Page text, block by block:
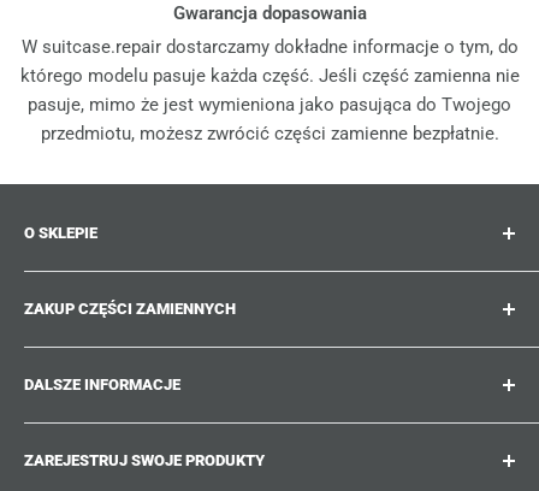
Gwarancja dopasowania
W suitcase.repair dostarczamy dokładne informacje o tym, do
którego modelu pasuje każda część. Jeśli część zamienna nie
pasuje, mimo że jest wymieniona jako pasująca do Twojego
przedmiotu, możesz zwrócić części zamienne bezpłatnie.
O SKLEPIE
Suitcase.repair to Twój sklep jednorazowy dla części
zamiennych, akcesoriów i ulepszeń do Twoich
ukochanych walizek, wózków i toreb. W suitcase.repair
możesz robić zakupy z pewnością, że nasze części
ZAKUP CZĘŚCI ZAMIENNYCH
Gdzie mogę znaleźć numer mojego produktu?
Jakie uszkodzenia można naprawić?
Nie możesz znaleźć poszukiwanej części zamiennej?
Przewodniki napraw
DALSZE INFORMACJE
Pracuj z nami
Suitcase.Repair Blog
ZAREJESTRUJ SWOJE PRODUKTY